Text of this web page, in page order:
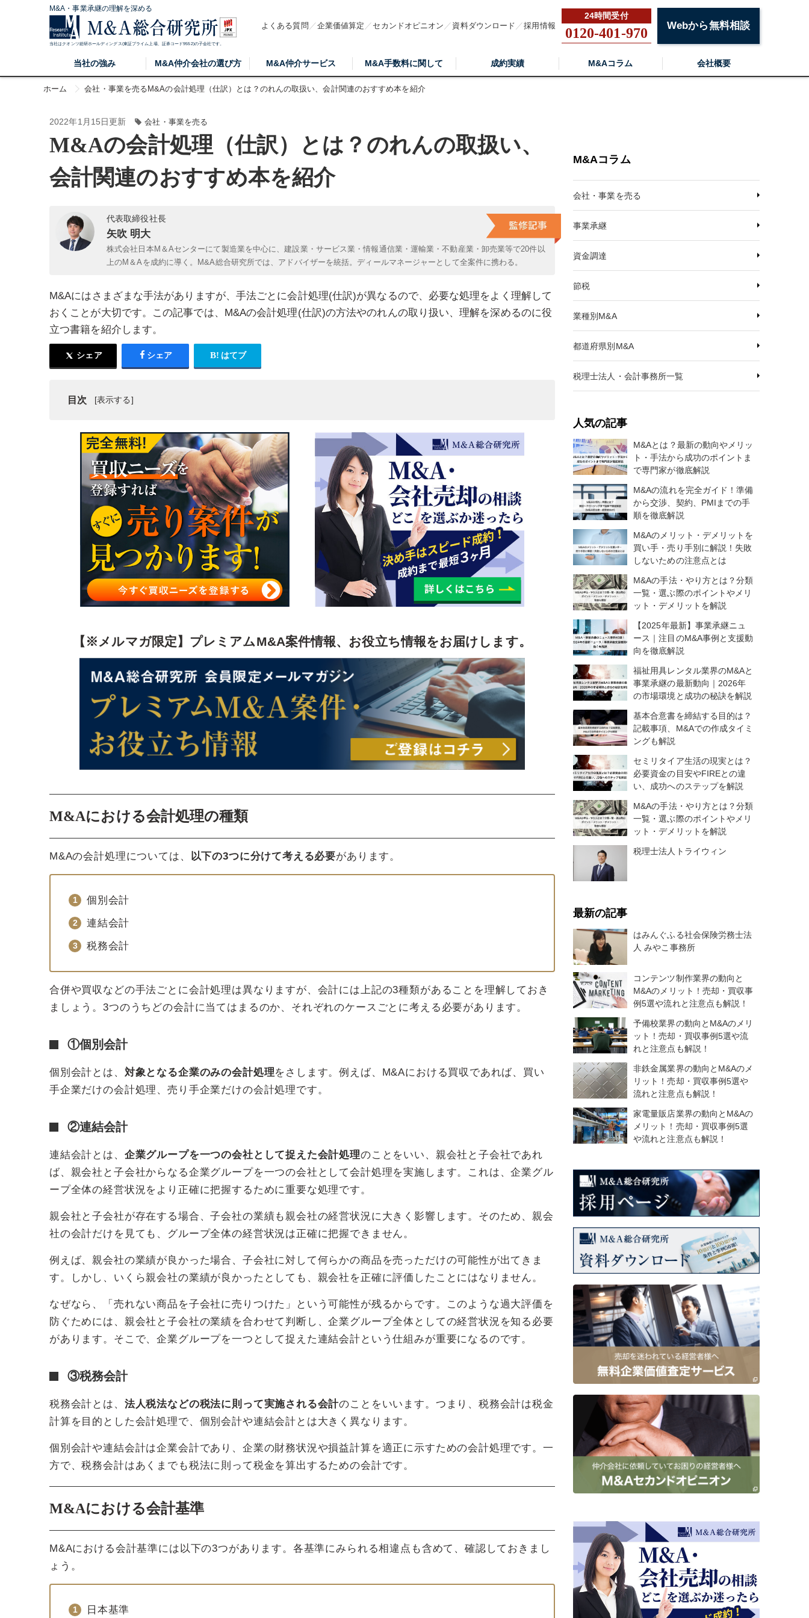
M&A・事業承継の理解を深める
当社はクオンツ総研ホールディングス(東証プライム上場、証券コード9552)の子会社です。
よくある質問 企業価値算定 セカンドオピニオン 資料ダウンロード 採用情報 0120-401-970 Webから無料相談
当社の強み M&A仲介会社の選び方 M&A仲介サービス M&A手数料に関して 成約実績 M&Aコラム 会社概要
ホーム 会社・事業を売る M&Aの会計処理（仕訳）とは？のれんの取扱い、会計関連のおすすめ本を紹介
2022年1月15日更新 会社・事業を売る
M&Aの会計処理（仕訳）とは？のれんの取扱い、
会計関連のおすすめ本を紹介
代表取締役社長
矢吹 明大
株式会社日本M＆Aセンターにて製造業を中心に、建設業・サービス業・情報通信業・運輸業・不動産業・卸売業等で20件以
上のM＆Aを成約に導く。M&A総合研究所では、アドバイザーを統括。ディールマネージャーとして全案件に携わる。
M&Aにはさまざまな手法がありますが、手法ごとに会計処理(仕訳)が異なるので、必要な処理をよく理解して
おくことが大切です。この記事では、M&Aの会計処理(仕訳)の方法やのれんの取り扱い、理解を深めるのに役
立つ書籍を紹介します。
シェア シェア はてブ
目次
M&Aにおける会計基準
M&Aにおける会計処理のスキーム
M&Aとのれんの取扱い
M&Aの会計処理に関するおすすめ本・書籍7選
M&Aのご相談はM&A総合研究所へ
M&Aの会計処理まとめ
【※メルマガ限定】プレミアムM&A案件情報、お役立ち情報をお届けします。
M&Aにおける会計処理の種類
M&Aの会計処理については、 以下の3つに分けて考える必要があります。
個別会計
連結会計
税務会計
合併や買収などの手法ごとに会計処理は異なりますが、会計には上記の3種類があることを理解しておき
ましょう。3つのうちどの会計に当てはまるのか、それぞれのケースごとに考える必要があります。
①個別会計
個別会計とは、 対象となる企業のみの会計処理をさします。例えば、M&Aにおける買収であれば、買い
手企業だけの会計処理、売り手企業だけの会計処理です。
②連結会計
連結会計とは、 企業グループを一つの会社として捉えた会計処理のことをいい、親会社と子会社であれ
ば、親会社と子会社からなる企業グループを一つの会社として会計処理を実施します。これは、企業グル
ープ全体の経営状況をより正確に把握するために重要な処理です。
親会社と子会社が存在する場合、子会社の業績も親会社の経営状況に大きく影響します。そのため、親会
社の会計だけを見ても、グループ全体の経営状況は正確に把握できません。
例えば、親会社の業績が良かった場合、子会社に対して何らかの商品を売っただけの可能性が出てきま
す。しかし、いくら親会社の業績が良かったとしても、親会社を正確に評価したことにはなりません。
なぜなら、「売れない商品を子会社に売りつけた」という可能性が残るからです。このような過大評価を
防ぐためには、親会社と子会社の業績を合わせて判断し、企業グループ全体としての経営状況を知る必要
があります。そこで、企業グループを一つとして捉えた連結会計という仕組みが重要になるのです。
③税務会計
税務会計とは、 法人税法などの税法に則って実施される会計のことをいいます。つまり、税務会計は税金
計算を目的とした会計処理で、個別会計や連結会計とは大きく異なります。
個別会計や連結会計は企業会計であり、企業の財務状況や損益計算を適正に示すための会計処理です。一
方で、税務会計はあくまでも税法に則って税金を算出するための会計です。
M&Aにおける会計基準
M&Aにおける会計基準には以下の3つがあります。各基準にみられる相違点も含めて、確認しておきまし
ょう。
日本基準
M&Aコラム
会社・事業を売る
事業承継
資金調達
節税
業種別M&A
都道府県別M&A
税理士法人・会計事務所一覧
人気の記事
M&Aとは？最新の動向やメリッ
ト・手法から成功のポイントま
で専門家が徹底解説
M&Aの流れを完全ガイド！準備
から交渉、契約、PMIまでの手
順を徹底解説
M&Aのメリット・デメリットを
買い手・売り手別に解説！失敗
しないための注意点とは
M&Aの手法・やり方とは？分類
一覧・選ぶ際のポイントやメリ
ット・デメリットを解説
【2025年最新】事業承継ニュ
ース｜注目のM&A事例と支援動
向を徹底解説
福祉用具レンタル業界のM&Aと
事業承継の最新動向｜2026年
の市場環境と成功の秘訣を解説
基本合意書を締結する目的は？
記載事項、M&Aでの作成タイミ
ングも解説
セミリタイア生活の現実とは？
必要資金の目安やFIREとの違
い、成功へのステップを解説
M&Aの手法・やり方とは？分類
一覧・選ぶ際のポイントやメリ
ット・デメリットを解説
税理士法人トライウィン
最新の記事
はみんぐふる社会保険労務士法
人 みやこ事務所
コンテンツ制作業界の動向と
M&Aのメリット！売却・買収事
例5選や流れと注意点も解説！
予備校業界の動向とM&Aのメリ
ット！売却・買収事例5選や流
れと注意点も解説！
非鉄金属業界の動向とM&Aのメ
リット！売却・買収事例5選や
流れと注意点も解説！
家電量販店業界の動向とM&Aの
メリット！売却・買収事例5選
や流れと注意点も解説！